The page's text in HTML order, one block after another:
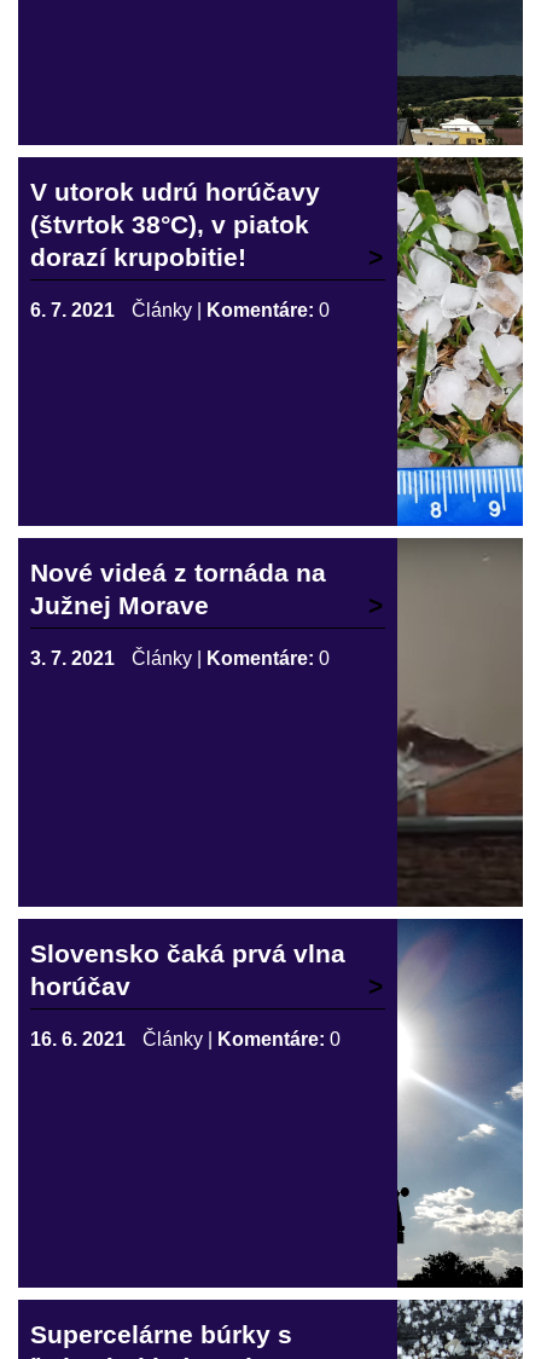
V utorok udrú horúčavy
(štvrtok 38°C), v piatok
dorazí krupobitie!
6. 7. 2021 Články Komentáre: 0
Nové videá z tornáda na
Južnej Morave
3. 7. 2021 Články Komentáre: 0
Slovensko čaká prvá vlna
horúčav
16. 6. 2021 Články Komentáre: 0
Supercelárne búrky s